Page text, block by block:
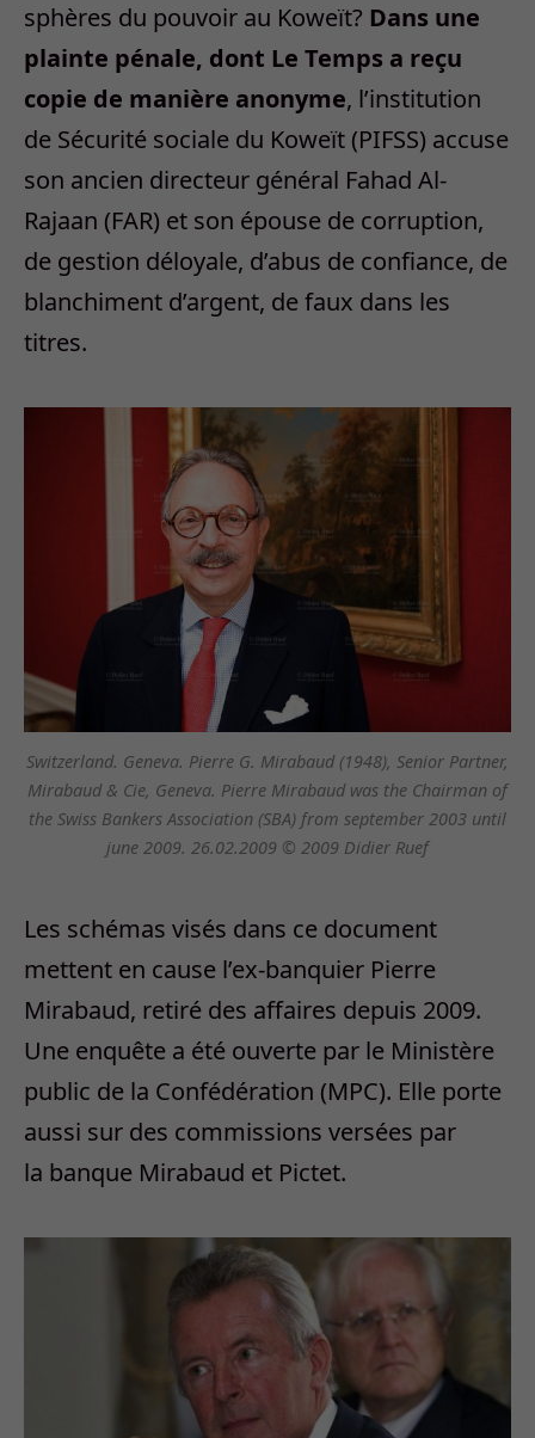
sphères du pouvoir au Koweït? Dans une
plainte pénale, dont Le Temps a reçu
copie de manière anonyme, l’institution
de Sécurité sociale du Koweït (PIFSS) accuse
son ancien directeur général Fahad Al-
Rajaan (FAR) et son épouse de corruption,
de gestion déloyale, d’abus de confiance, de
blanchiment d’argent, de faux dans les
titres.
Switzerland. Geneva. Pierre G. Mirabaud (1948), Senior Partner,
Mirabaud & Cie, Geneva. Pierre Mirabaud was the Chairman of
the Swiss Bankers Association (SBA) from september 2003 until
june 2009. 26.02.2009 © 2009 Didier Ruef
Les schémas visés dans ce document
mettent en cause l’ex-banquier Pierre
Mirabaud, retiré des affaires depuis 2009.
Une enquête a été ouverte par le Ministère
public de la Confédération (MPC). Elle porte
aussi sur des commissions versées par
la banque Mirabaud et Pictet.